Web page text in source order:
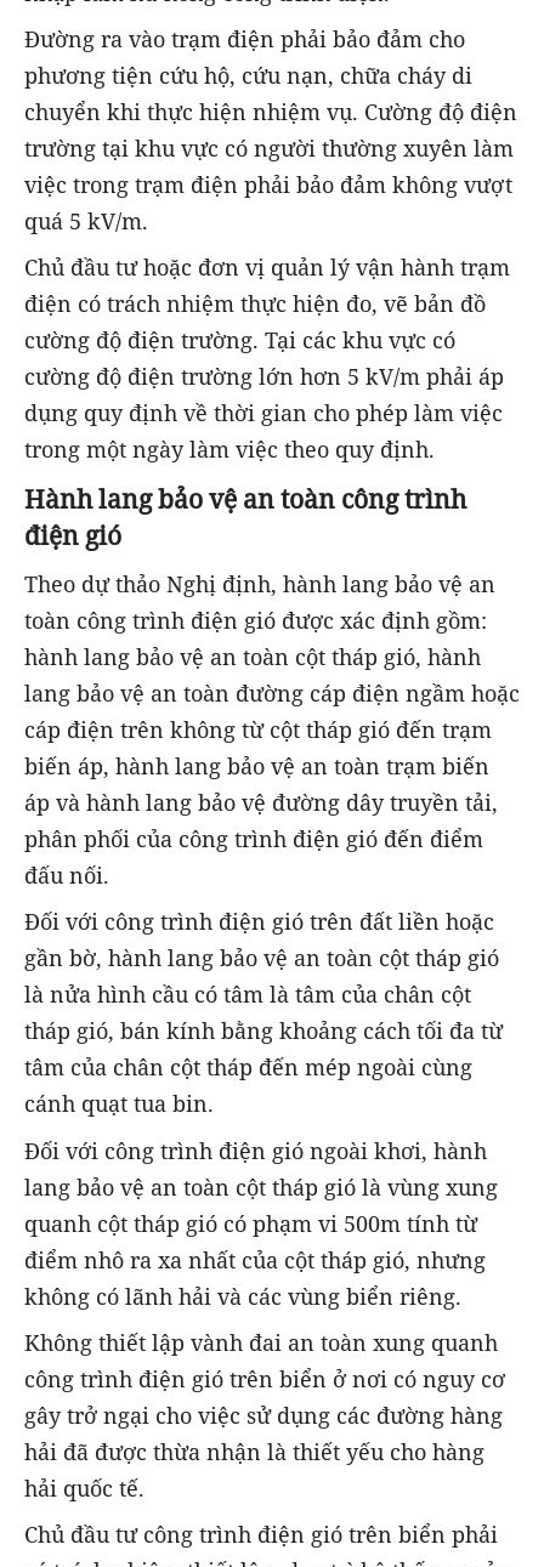
Đường ra vào trạm điện phải bảo đảm cho
phương tiện cứu hộ, cứu nạn, chữa cháy di
chuyển khi thực hiện nhiệm vụ. Cường độ điện
trường tại khu vực có người thường xuyên làm
việc trong trạm điện phải bảo đảm không vượt
quá 5 kV/m.
Chủ đầu tư hoặc đơn vị quản lý vận hành trạm
điện có trách nhiệm thực hiện đo, vẽ bản đồ
cường độ điện trường. Tại các khu vực có
cường độ điện trường lớn hơn 5 kV/m phải áp
dụng quy định về thời gian cho phép làm việc
trong một ngày làm việc theo quy định.
Hành lang bảo vệ an toàn công trình
điện gió
Theo dự thảo Nghị định, hành lang bảo vệ an
toàn công trình điện gió được xác định gồm:
hành lang bảo vệ an toàn cột tháp gió, hành
lang bảo vệ an toàn đường cáp điện ngầm hoặc
cáp điện trên không từ cột tháp gió đến trạm
biến áp, hành lang bảo vệ an toàn trạm biến
áp và hành lang bảo vệ đường dây truyền tải,
phân phối của công trình điện gió đến điểm
đấu nối.
Đối với công trình điện gió trên đất liền hoặc
gần bờ, hành lang bảo vệ an toàn cột tháp gió
là nửa hình cầu có tâm là tâm của chân cột
tháp gió, bán kính bằng khoảng cách tối đa từ
tâm của chân cột tháp đến mép ngoài cùng
cánh quạt tua bin.
Đối với công trình điện gió ngoài khơi, hành
lang bảo vệ an toàn cột tháp gió là vùng xung
quanh cột tháp gió có phạm vi 500m tính từ
điểm nhô ra xa nhất của cột tháp gió, nhưng
không có lãnh hải và các vùng biển riêng.
Không thiết lập vành đai an toàn xung quanh
công trình điện gió trên biển ở nơi có nguy cơ
gây trở ngại cho việc sử dụng các đường hàng
hải đã được thừa nhận là thiết yếu cho hàng
hải quốc tế.
Chủ đầu tư công trình điện gió trên biển phải